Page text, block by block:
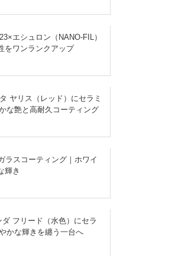
エシュロン（NANO-FIL）
をワンランクアップ
ヤリス（レッド）にセラミ
な艶と高耐久コーティング
ラスコーティング｜ホワイ
輝き
ダ フリード（水色）にセラ
かな輝きを纏う一台へ